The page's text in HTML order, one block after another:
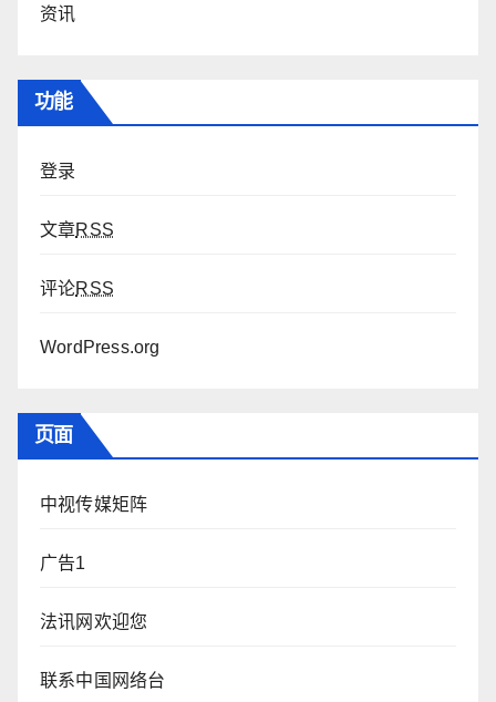
资讯
功能
登录
文章RSS
评论RSS
WordPress.org
页面
中视传媒矩阵
广告1
法讯网欢迎您
联系中国网络台